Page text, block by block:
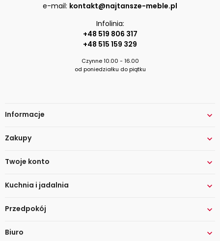
e-mail: kontakt@najtansze-meble.pl
Infolinia:
+48 519 806 317
+48 515 159 329
Czynne 10.00 - 16.00
od poniedziałku do piątku
Informacje 
Zakupy 
Twoje konto 
Kuchnia i jadalnia 
Przedpokój 
Biuro 